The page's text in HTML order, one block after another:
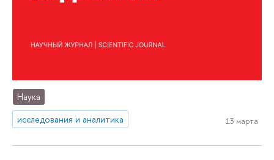
Наука
исследования и аналитика
13 марта